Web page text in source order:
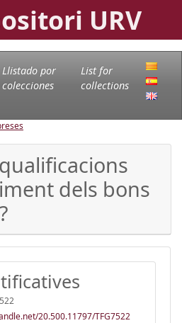
URV
Llistado por
colecciones
List for
collections
dels bons
20.500.11797/TFG7522